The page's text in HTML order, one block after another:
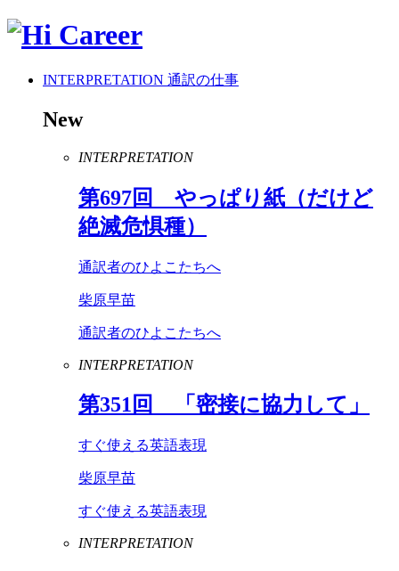
INTERPRETATION 通訳の仕事
New
INTERPRETATION
第697回 やっぱり紙（だけど
絶滅危惧種）
通訳者のひよこたちへ
柴原早苗
通訳者のひよこたちへ
INTERPRETATION
第351回 「密接に協力して」
すぐ使える英語表現
柴原早苗
すぐ使える英語表現
INTERPRETATION